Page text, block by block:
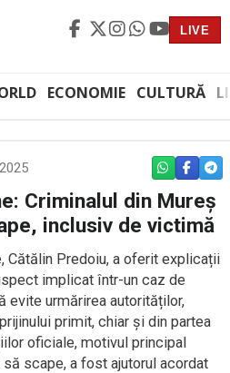
LIVE
ECONOMIE CULTURĂ
WHATSAPP
Criminalul din Mureș
inclusiv de victimă
Cătălin Predoiu, a oferit explicații
implicat într-un caz de
evite urmărirea autorităților,
primit, chiar și din partea
oficiale, motivul principal
scape, a fost ajutorul acordat